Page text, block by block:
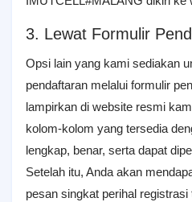
3. Lewat Formulir
Opsi lain yang kami sediakan
pendaftaran melalui formulir
lampirkan di website resmi
kolom-kolom yang tersedia
lengkap, benar, serta dapat
Setelah itu, Anda akan
pesan singkat perihal registrasi